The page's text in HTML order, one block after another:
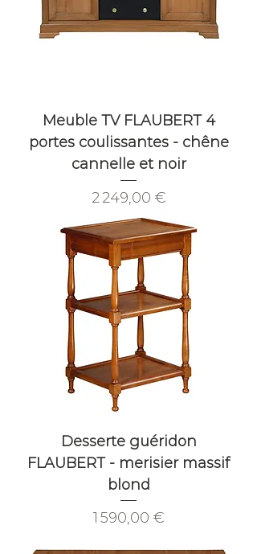
Meuble TV FLAUBERT 4
portes coulissantes - chêne
cannelle et noir
Prix
2 249,00 €
Desserte guéridon
FLAUBERT - merisier massif
blond
Prix
1 590,00 €